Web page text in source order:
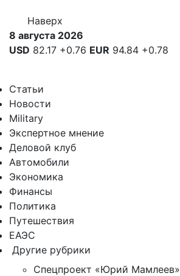
Наверх
8 августа 2026
USD 82.17 +0.76 EUR 94.84 +0.78
Статьи
Новости
Military
Экспертное мнение
Деловой клуб
Автомобили
Экономика
Финансы
Политика
Путешествия
ЕАЭС
Другие рубрики
Спецпроект «Юрий Мамлеев»